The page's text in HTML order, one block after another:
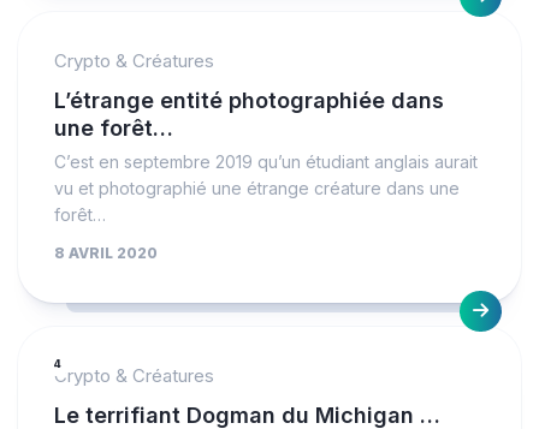
Crypto & Créatures
L’étrange entité photographiée dans
une forêt…
C’est en septembre 2019 qu’un étudiant anglais aurait
vu et photographié une étrange créature dans une
forêt…
8 AVRIL 2020
4
Crypto & Créatures
Le terrifiant Dogman du Michigan …